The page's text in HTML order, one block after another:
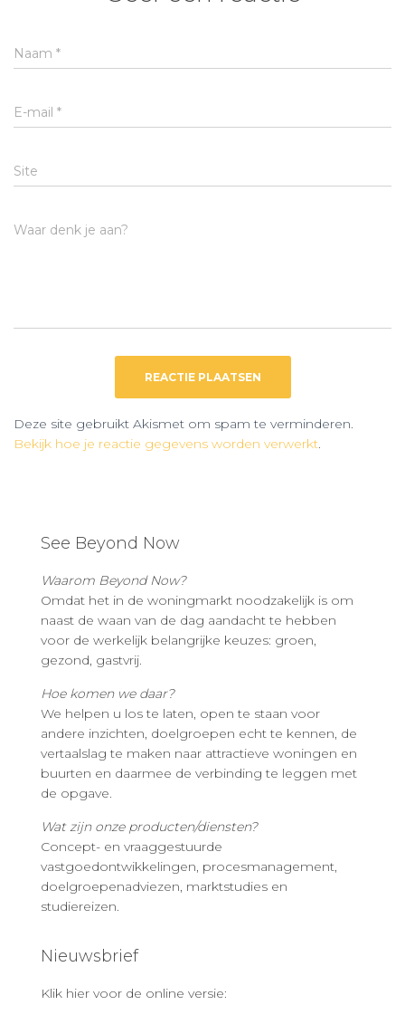
Naam *
E-mail *
Site
Waar denk je aan?
Deze site gebruikt Akismet om spam te verminderen.
Bekijk hoe je reactie gegevens worden verwerkt.
See Beyond Now
Waarom Beyond Now?
Omdat het in de woningmarkt noodzakelijk is om
naast de waan van de dag aandacht te hebben
voor de werkelijk belangrijke keuzes: groen,
gezond, gastvrij.
Hoe komen we daar?
We helpen u los te laten, open te staan voor
andere inzichten, doelgroepen echt te kennen, de
vertaalslag te maken naar attractieve woningen en
buurten en daarmee de verbinding te leggen met
de opgave.
Wat zijn onze producten/diensten?
Concept- en vraaggestuurde
vastgoedontwikkelingen, procesmanagement,
doelgroepenadviezen, marktstudies en
studiereizen.
Nieuwsbrief
Klik hier voor de online versie: